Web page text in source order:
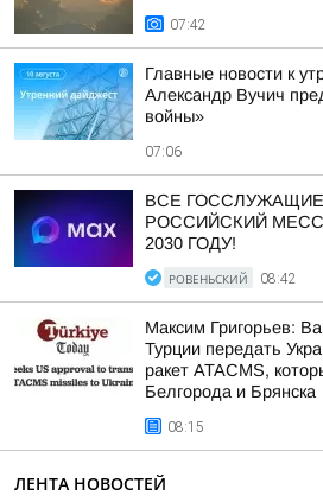
07:42
Главные новости к
Александр Вучич
войны»
07:06
ВСЕ
РОССИЙСКИЙ
2030 ГОДУ!
РОВЕНЬСКИЙ 08:42
Максим Григорьев:
Турции передать
ракет ATACMS,
Белгорода и Брянска
08:15
ЛЕНТА НОВОСТЕЙ